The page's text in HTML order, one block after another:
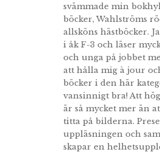
svämmade min
böcker, Wahlströms
allsköns hästböcker.
i åk F-3 och läser
och unga på jobbet
att hålla mig à jour
böcker i den här
vansinnigt bra! Att
är så mycket mer än
titta på bilderna.
uppläsningen och
skapar en